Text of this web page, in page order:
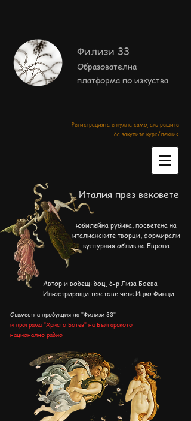
Филизи 33
Образователна
платформа по изкуства
Регистрацията е нужна само, ако решите
да закупите курс/лекция
Италия през вековете
юбилейна рубика, посветена на
италианските творци, формирали
културния облик на Европа
Автор и водещ: доц. д-р Лиза Боева
Илюстриращи текстове чете Ицко Финци
Съвместна продукция на "Филизи 33"
и програма "Христо Ботев" на Българското
национално радио